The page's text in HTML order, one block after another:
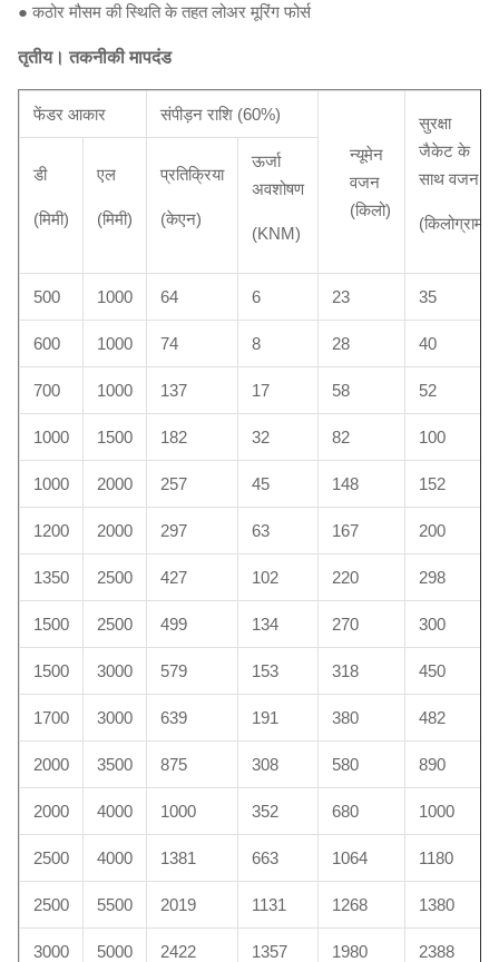
● कठोर मौसम की स्थिति के तहत लोअर मूरिंग फोर्स
तृतीय। तकनीकी मापदंड
फेंडर आकार संपीड़न राशि (60%)
न्यूमेन
वजन
(किलो)
सुरक्षा
जैकेट के
साथ वजन
(किलोग्राम)
डी
(मिमी)
एल
(मिमी)
प्रतिक्रिया
(केएन)
ऊर्जा
अवशोषण
(KNM)
500 1000 64 6 23 35
600 1000 74 8 28 40
700 1000 137 17 58 52
1000 1500 182 32 82 100
1000 2000 257 45 148 152
1200 2000 297 63 167 200
1350 2500 427 102 220 298
1500 2500 499 134 270 300
1500 3000 579 153 318 450
1700 3000 639 191 380 482
2000 3500 875 308 580 890
2000 4000 1000 352 680 1000
2500 4000 1381 663 1064 1180
2500 5500 2019 1131 1268 1380
3000 5000 2422 1357 1980 2388